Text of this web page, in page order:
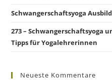
Schwangerschaftsyoga
273 –
Tipps für Yogalehrerinnen
Neueste Kommentare